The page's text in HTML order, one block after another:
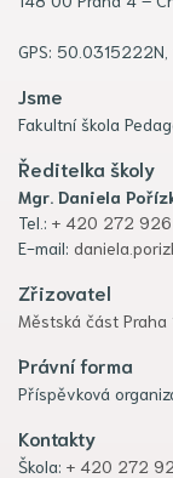
GPS:
Jsme
Fakultní škola
Ředitelka školy
Mgr. Daniela
Tel.: + 420 272 926
E-mail:
Zřizovatel
Městská část Praha
Právní forma
Příspěvková
Kontakty
Škola: + 420 272